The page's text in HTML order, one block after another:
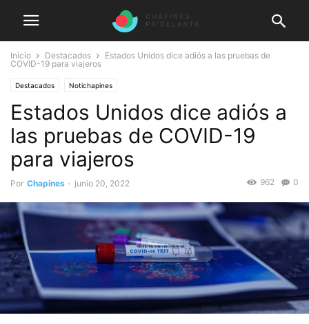
Inicio Destacados
Estados Unidos dice adiós a las pruebas de
COVID-19 para viajeros
Destacados Notichapines
Estados Unidos dice adiós a
las pruebas de COVID-19
para viajeros
Por Chapines - junio 20, 2022 0
962